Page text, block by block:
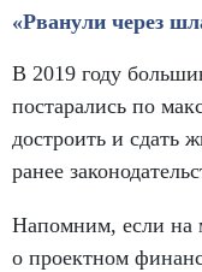
«Рванули через
В 2019 году
постарались по
достроить и сдать
ранее
Напомним, если на
о проектном